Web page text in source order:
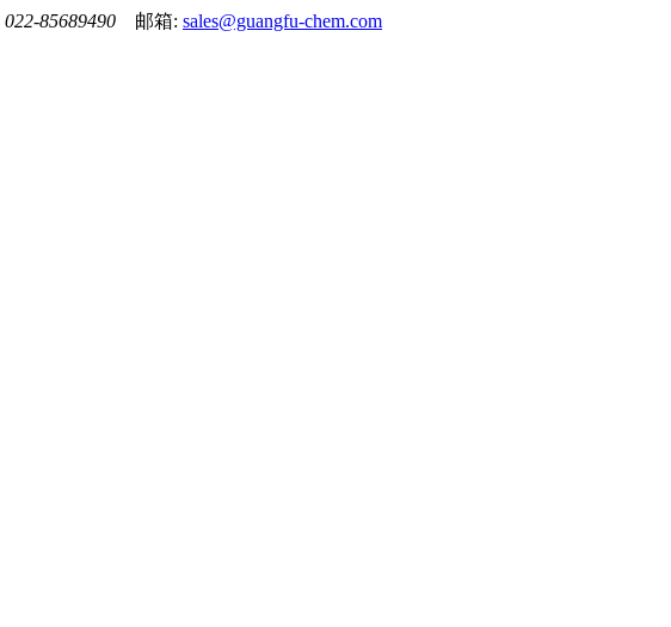
022-85689490 邮箱: sales@guangfu-chem.com